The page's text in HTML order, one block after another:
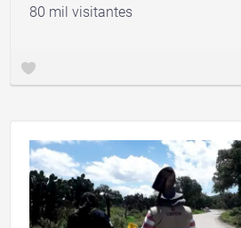
80 mil visitantes